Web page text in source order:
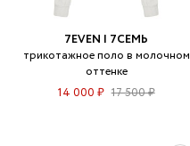
7EVEN | 7СЕМЬ
трикотажное поло в молочном
оттенке
14 000 ₽ 17 500 ₽